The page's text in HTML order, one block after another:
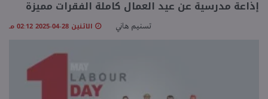
منوعات
إذاعة مدرسية عن عيد العمال كاملة الفقرات مميزة
تسنيم هاني الاثنين 28-04-2025 02:12 مـ